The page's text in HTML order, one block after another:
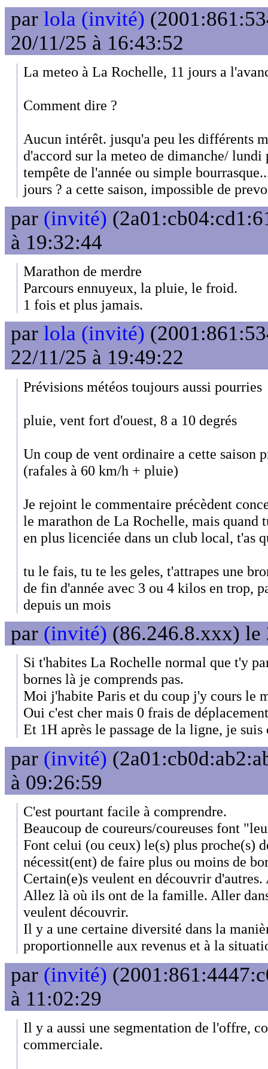
par lola (invité)
20/11/25 à 16:43:52
La meteo à La Rochelle, 11 jours a
Comment dire ?
Aucun intérêt. jusqu'a peu les différents
d'accord sur la meteo de dimanche/ lundi
tempête de l'année ou simple
jours ? a cette saison, impossible de
par (invité)
à 19:32:44
Marathon de merdre
Parcours ennuyeux, la pluie, le froid.
1 fois et plus jamais.
par lola (invité)
22/11/25 à 19:49:22
Prévisions météos toujours aussi pourries
pluie, vent fort d'ouest, 8 a 10 degrés
Un coup de vent ordinaire a cette saison
(rafales à 60 km/h + pluie)
Je rejoint le commentaire précèdent
le marathon de La Rochelle, mais quand
en plus licenciée dans un club local, t'as
tu le fais, tu te les geles, t'attrapes une
de fin d'année avec 3 ou 4 kilos en trop,
depuis un mois
par (invité) (86.246.8.xxx) le
Si t'habites La Rochelle normal que t'y
bornes là je comprends pas.
Moi j'habite Paris et du coup j'y cours le
Oui c'est cher mais 0 frais de
Et 1H après le passage de la ligne, je
par (invité)
à 09:26:59
C'est pourtant facile à comprendre.
Beaucoup de coureurs/coureuses font
Font celui (ou ceux) le(s) plus proche(s)
nécessit(ent) de faire plus ou moins de
Certain(e)s veulent en découvrir
Allez là où ils ont de la famille. Aller
veulent découvrir.
Il y a une certaine diversité dans la
proportionnelle aux revenus et à la
par (invité)
à 11:02:29
Il y a aussi une segmentation de l'offre,
commerciale.